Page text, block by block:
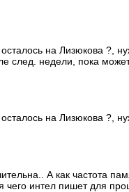
на Лизюкова ?,
недели, пока
на Лизюкова ?,
А как частота
интел пишет для